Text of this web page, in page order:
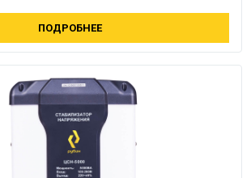
ПОДРОБНЕЕ